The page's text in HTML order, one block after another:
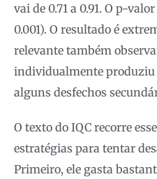
vai de 0.71 a 0.91. O p-
0.001). O resultado é
relevante também
individualmente produziu
alguns desfechos
O texto do IQC recorre
estratégias para tentar
Primeiro, ele gasta